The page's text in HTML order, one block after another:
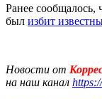
Ранее сообщалось,
был избит
Новости от
на наш канал